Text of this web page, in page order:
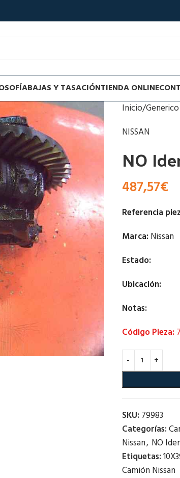
BAJAS Y TASACIÓNTIENDA ONLINE
Inicio
NISSAN
NO
487,57€
Referencia
Marca: Nissan
Estado:
Ubicación:
Notas:
Código Pieza:
SKU: 79983
Categorías:
Nissan, NO
Etiquetas:
Camión Nissan